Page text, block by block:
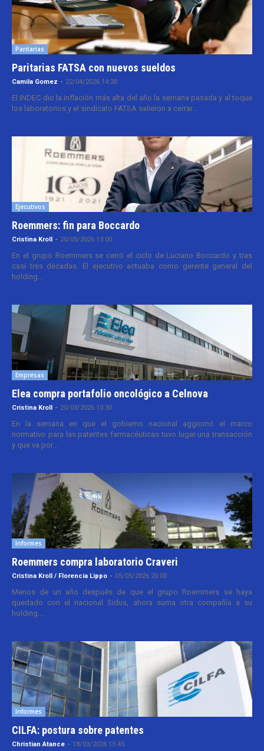
Paritarias
Paritarias FATSA con nuevos sueldos
Camila Gomez - 22/04/2026 14:30
El INDEC dio la inflación más alta del año la semana pasada y al toque
los laboratorios y el sindicato FATSA salieron a cerrar...
Ejecutivos
Roemmers: fin para Boccardo
Cristina Kroll - 20/05/2026 13:00
En el grupo Roemmers se cerró el ciclo de Luciano Boccardo y tras
casi tres décadas. El ejecutivo actuaba como gerente general del
holding...
Empresas
Elea compra portafolio oncológico a Celnova
Cristina Kroll - 20/03/2026 10:30
En la semana en que el gobierno nacional aggiornó el marco
normativo para las patentes farmacéuticas tuvo lugar una transacción
y que va por...
Informes
Roemmers compra laboratorio Craveri
Cristina Kroll / Florencia Lippo - 05/05/2026 20:00
Menos de un año después de que el grupo Roemmers se haya
quedado con el nacional Sidus, ahora suma otra compañía a su
holding....
Informes
CILFA: postura sobre patentes
Christian Atance - 18/03/2026 15:45